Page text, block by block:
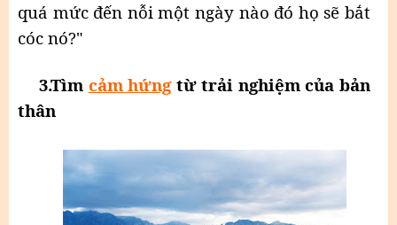
quá mức đến nỗi một ngày nào đó họ sẽ bắt
cóc nó?"
3.Tìm cảm hứngtừ trải nghiệm của bản
thân